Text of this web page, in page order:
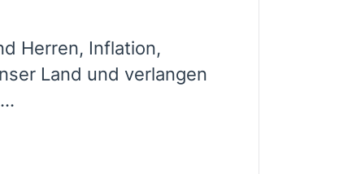
Herren, Inflation,
Land und verlangen